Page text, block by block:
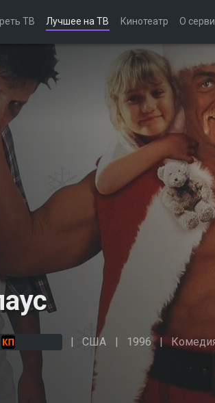
ТВ Лучшее на ТВ Кинотеатр О
США 1996